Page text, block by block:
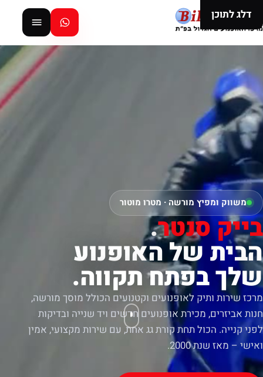
דלג לתוכן
משווק ומפיץ מורשה · מטרו מוטור
בייק סנטר.
הבית של האופנוע
שלך בפתח תקווה.
מרכז שירות ותיק לאופנועים וקטנועים הכולל מוסך מורשה,
חנות אביזרים, מכירת אופנועים חדשים ויד שנייה ובדיקות
לפני קנייה. הכול תחת קורת גג אחת, עם שירות מקצועי, אמין
ואישי – מאז שנת 2000.